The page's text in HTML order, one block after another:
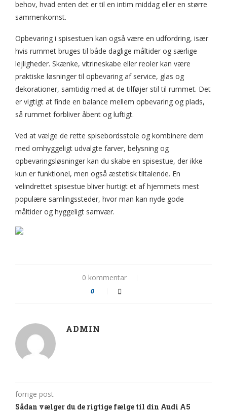
behov, hvad enten det er til en intim middag eller en større
sammenkomst.
Opbevaring i spisestuen kan også være en udfordring, især
hvis rummet bruges til både daglige måltider og særlige
lejligheder. Skænke, vitrineskabe eller reoler kan være
praktiske løsninger til opbevaring af service, glas og
dekorationer, samtidig med at de tilføjer stil til rummet. Det
er vigtigt at finde en balance mellem opbevaring og plads,
så rummet forbliver åbent og luftigt.
Ved at vælge de rette spisebordsstole og kombinere dem
med omhyggeligt udvalgte farver, belysning og
opbevaringsløsninger kan du skabe en spisestue, der ikke
kun er funktionel, men også æstetisk tiltalende. En
velindrettet spisestue bliver hurtigt et af hjemmets mest
populære samlingssteder, hvor man kan nyde gode
måltider og hyggeligt samvær.
0 kommentar
0
ADMIN
forrige post
Sådan vælger du de rigtige fælge til din Audi A5